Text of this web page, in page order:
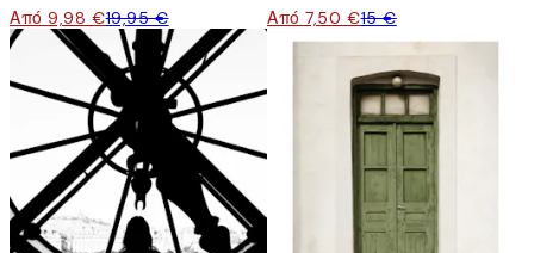
Από 9,98 €19,95 € Από 7,50 €15 €